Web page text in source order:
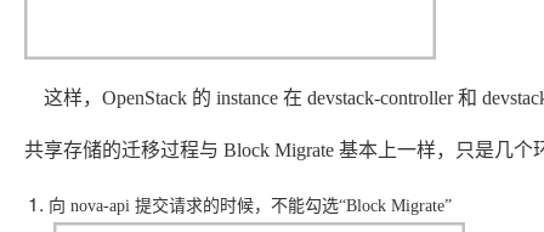
这样，OpenStack 的 instance 在 devstack-controller 和
共享存储的迁移过程与 Block Migrate 基本上一样，只是几个
向 nova-api 提交请求的时候，不能勾选“Block Migrate”